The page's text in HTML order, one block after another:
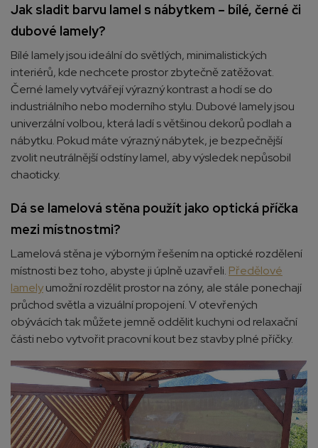
Jak sladit barvu lamel s nábytkem – bílé, černé či
dubové lamely?
Bílé lamely jsou ideální do světlých, minimalistických
interiérů, kde nechcete prostor zbytečně zatěžovat.
Černé lamely vytvářejí výrazný kontrast a hodí se do
industriálního nebo moderního stylu. Dubové lamely jsou
univerzální volbou, která ladí s většinou dekorů podlah a
nábytku. Pokud máte výrazný nábytek, je bezpečnější
zvolit neutrálnější odstíny lamel, aby výsledek nepůsobil
chaoticky.
Dá se lamelová stěna použít jako optická příčka
mezi místnostmi?
Lamelová stěna je výborným řešením na optické rozdělení
místnosti bez toho, abyste ji úplně uzavřeli. Předělové
lamelyumožní rozdělit prostor na zóny, ale stále ponechají
průchod světla a vizuální propojení. V otevřených
obývácích tak můžete jemně oddělit kuchyni od relaxační
části nebo vytvořit pracovní kout bez stavby plné příčky.